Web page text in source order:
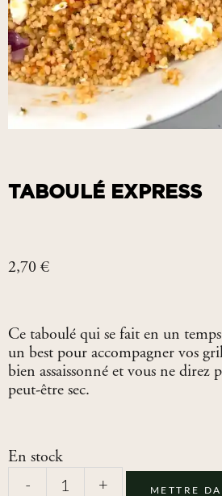
TABOULÉ EXPRESS
2,70 €
Ce taboulé qui se fait en un
un best pour accompagner vos
bien assaissonné et vous ne direz
peut-être sec.
En stock
- + METTRE